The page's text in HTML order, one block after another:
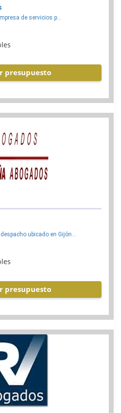
de servicios p...
presupuesto
ubicado en Gijón...
presupuesto